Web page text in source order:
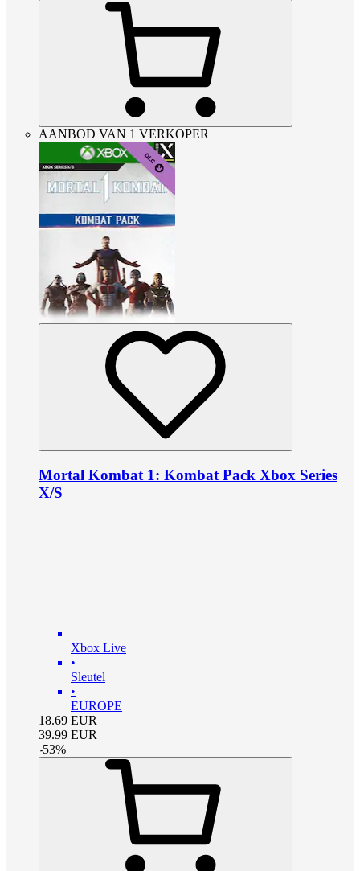
AANBOD VAN 1 VERKOPER
Mortal Kombat 1: Kombat Pack Xbox Series
X/S
Xbox Live
•
Sleutel
•
EUROPE
18.69 EUR
39.99 EUR
-53%